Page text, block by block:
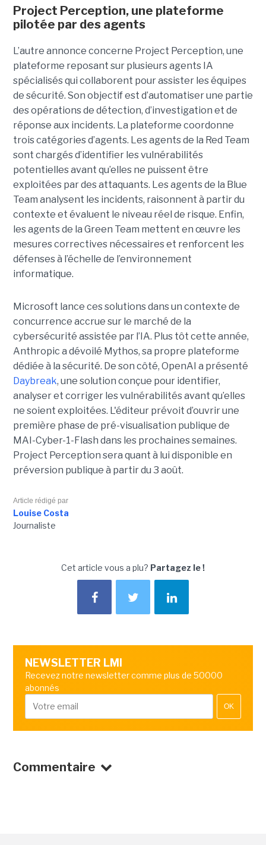
Project Perception, une plateforme
pilotée par des agents
L’autre annonce concerne Project Perception, une
plateforme reposant sur plusieurs agents IA
spécialisés qui collaborent pour assister les équipes
de sécurité. Son objectif est d’automatiser une partie
des opérations de détection, d’investigation et de
réponse aux incidents. La plateforme coordonne
trois catégories d’agents. Les agents de la Red Team
sont chargés d’identifier les vulnérabilités
potentielles avant qu’elles ne puissent être
exploitées par des attaquants. Les agents de la Blue
Team analysent les incidents, raisonnent à partir du
contexte et évaluent le niveau réel de risque. Enfin,
les agents de la Green Team mettent en œuvre les
mesures correctives nécessaires et renforcent les
défenses à l’échelle de l’environnement
informatique.
Microsoft lance ces solutions dans un contexte de
concurrence accrue sur le marché de la
cybersécurité assistée par l’IA. Plus tôt cette année,
Anthropic a dévoilé Mythos, sa propre plateforme
dédiée à la sécurité. De son côté, OpenAI a présenté
Daybreak, une solution conçue pour identifier,
analyser et corriger les vulnérabilités avant qu’elles
ne soient exploitées. L'éditeur prévoit d’ouvrir une
première phase de pré-visualisation publique de
MAI-Cyber-1-Flash dans les prochaines semaines.
Project Perception sera quant à lui disponible en
préversion publique à partir du 3 août.
Article rédigé par
Louise Costa
Journaliste
Cet article vous a plu? Partagez le !
NEWSLETTER LMI
Recevez notre newsletter comme plus de 50000
abonnés
OK
Commentaire